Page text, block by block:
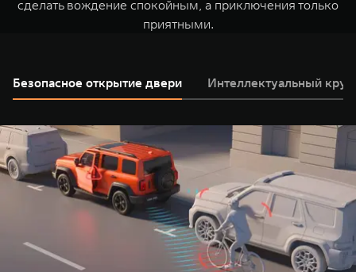
сделать вождение спокойным, а приключения только
приятными.
Безопасное открытие двери Интеллектуальный